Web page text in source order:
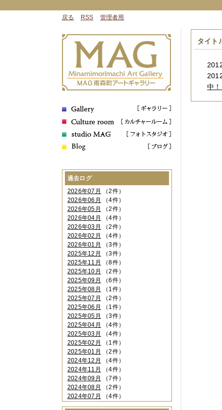
戻る RSS 管理者用
タイト
中
過去ログ
2026年07月
（2件）
2026年06月
（4件）
2026年05月
（2件）
2026年04月
（4件）
2026年03月
（2件）
2026年02月
（4件）
2026年01月
（3件）
2025年12月
（3件）
2025年11月
（8件）
2025年10月
（2件）
2025年09月
（6件）
2025年08月
（1件）
2025年07月
（2件）
2025年06月
（1件）
2025年05月
（3件）
2025年04月
（4件）
2025年03月
（4件）
2025年02月
（1件）
2025年01月
（2件）
2024年12月
（4件）
2024年11月
（4件）
2024年09月
（7件）
2024年08月
（2件）
2024年07月
（4件）
2024年06月（4件）